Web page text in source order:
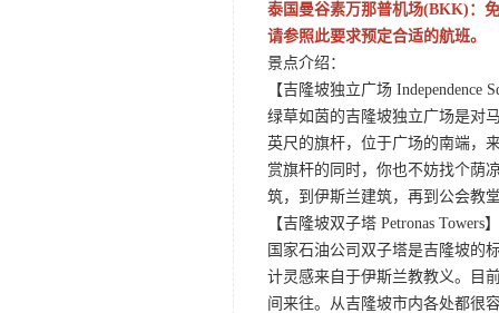
泰国曼谷素万那普机场(BKK)：
请参照此要求预定合适的航班。
景点介绍：
【吉隆坡独立广场 Independence
绿草如茵的吉隆坡独立广场是对
英尺的旗杆，位于广场的南端，
赏旗杆的同时，你也不妨找个荫
筑，到伊斯兰建筑，再到公会教
【吉隆坡双子塔 Petronas Towers】
国家石油公司双子塔是吉隆坡的
计灵感来自于伊斯兰教教义。目
间来往。从吉隆坡市内各处都很